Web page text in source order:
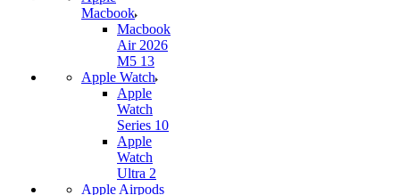
Macbook
Macbook
Air 2026
M5 13
Apple Watch
Apple
Watch
Series 10
Apple
Watch
Ultra 2
Apple Airpods